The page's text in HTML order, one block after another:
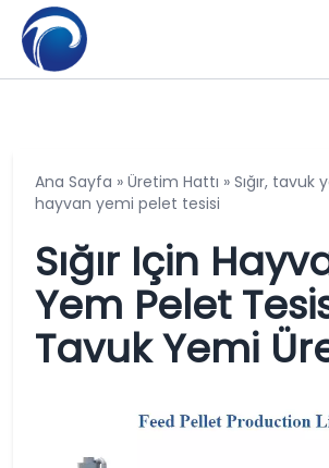
Ana Sayfa » Üretim Hattı » Sığır,
hayvan yemi pelet tesisi
Sığır Için
Yem Pelet
Tavuk Yemi